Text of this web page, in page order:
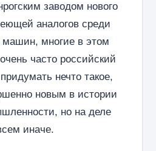
заводом нового
аналогов среди
машин, многие в этом
часто российский
нечто такое,
новым в истории
но на деле
иначе.